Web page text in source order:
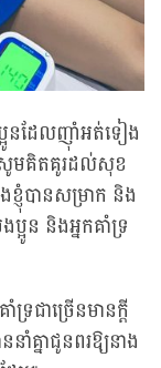
អូនដែលញ៉ាំអត់ទៀង
សូមគិតគូរដល់សុខ
ខ្ញុំបានសម្រាក និង
ន និងអ្នកគាំទ្រ
ទ្រជាច្រើនមានក្តី
ាំគ្នាជូនពរឱ្យនាង